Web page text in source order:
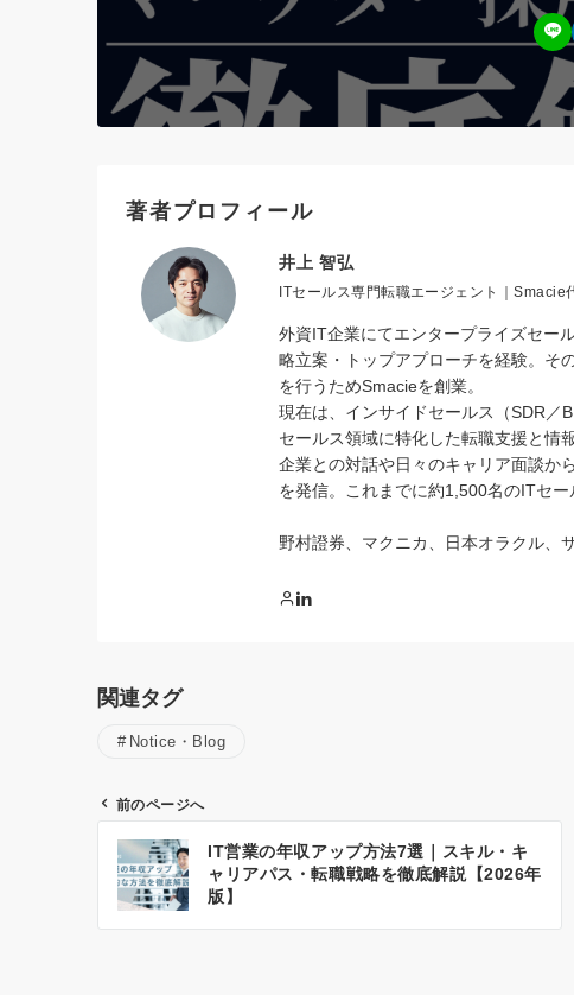
著者プロフィール
井上 智弘
ITセールス専門転職エージェント｜Smacie
外資IT企業にてエンタープライズセー
略立案・トップアプローチを経験。そ
を行うためSmacieを創業。
現在は、インサイドセールス（SDR／
セールス領域に特化した転職支援と情
企業との対話や日々のキャリア面談か
を発信。これまでに約1,500名のITセ
野村證券、マクニカ、日本オラクル、
関連タグ
Notice・Blog
前のページへ
IT営業の年収アップ方法7選｜スキル・キ
ャリアパス・転職戦略を徹底解説【2026年
版】